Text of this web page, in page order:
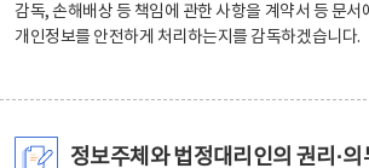
감독, 손해배상 등 책임에 관한 사항을 계약서 등 문서
개인정보를 안전하게 처리하는지를 감독하겠습니다.
정보주체와 법정대리인의 권리·의